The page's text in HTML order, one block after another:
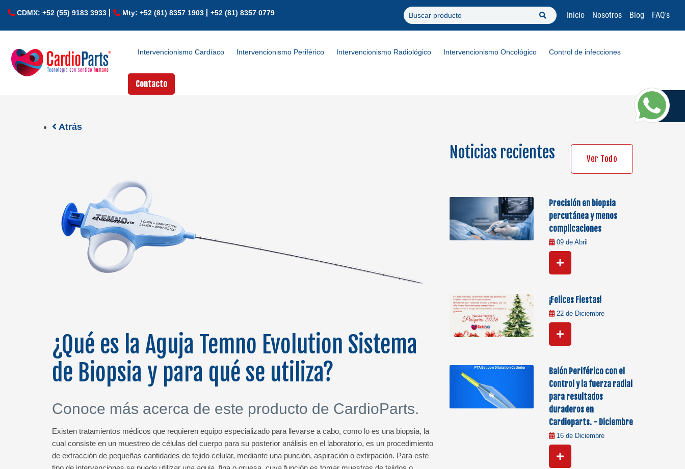
CDMX: +52 (55) 9183 3933 Mty: +52 (81) 8357 1903 +52 (81) 8357 0779 Buscar producto Inicio Nosotros Blog FAQ's
Intervencionismo Cardíaco Intervencionismo Periférico Intervencionismo Radiológico Intervencionismo Oncológico Control de infecciones
Contacto
Atrás
¿Qué es la Aguja Temno Evolution Sistema
de Biopsia y para qué se utiliza?
Conoce más acerca de este producto de CardioParts.
Existen tratamientos médicos que requieren equipo especializado para llevarse a cabo, como lo es una biopsia, la
cual consiste en un muestreo de células del cuerpo para su posterior análisis en el laboratorio, es un procedimiento
de extracción de pequeñas cantidades de tejido celular, mediante una punción, aspiración o extirpación. Para este
Noticias recientes Ver Todo
Precisión en biopsia
percutánea y menos
complicaciones
09 de Abril
¡Felices Fiestas!
22 de Diciembre
Balón Periférico con el
Control y la fuerza radial
para resultados
duraderos en
Cardioparts. - Diciembre
16 de Diciembre